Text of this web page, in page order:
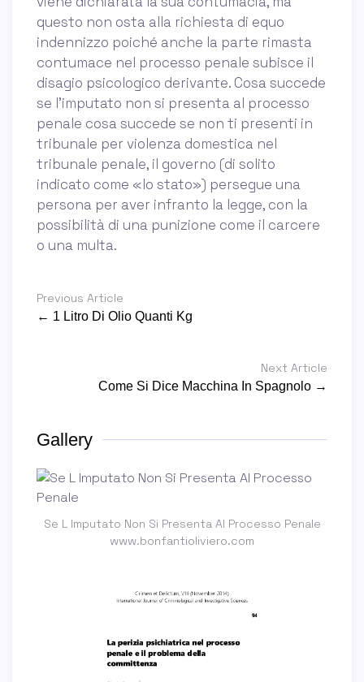
questo non osta alla richiesta di equo
indennizzo poiché anche la parte rimasta
contumace nel processo penale subisce il
disagio psicologico derivante. Cosa succede
se l’imputato non si presenta al processo
penale cosa succede se non ti presenti in
tribunale per violenza domestica nel
tribunale penale, il governo (di solito
indicato come «lo stato») persegue una
persona per aver infranto la legge, con la
possibilità di una punizione come il carcere
o una multa.
Previous Article
← 1 Litro Di Olio Quanti Kg
Next Article
Come Si Dice Macchina In Spagnolo →
Gallery
Se L Imputato Non Si Presenta Al Processo Penale
www.bonfantioliviero.com